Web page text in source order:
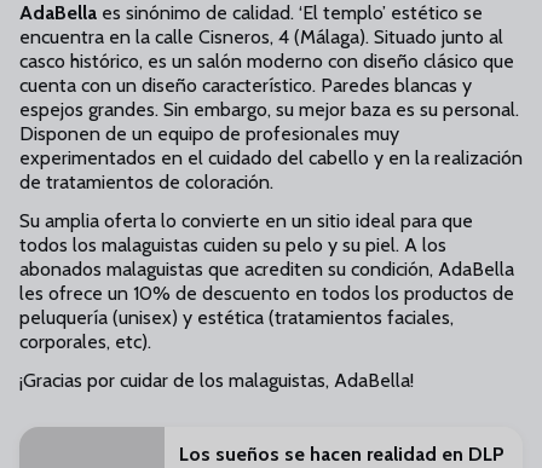
AdaBella es sinónimo de calidad. ‘El templo’ estético se
encuentra en la calle Cisneros, 4 (Málaga). Situado junto al
casco histórico, es un salón moderno con diseño clásico que
cuenta con un diseño característico. Paredes blancas y
espejos grandes. Sin embargo, su mejor baza es su personal.
Disponen de un equipo de profesionales muy
experimentados en el cuidado del cabello y en la realización
de tratamientos de coloración.
Su amplia oferta lo convierte en un sitio ideal para que
todos los malaguistas cuiden su pelo y su piel. A los
abonados malaguistas que acrediten su condición, AdaBella
les ofrece un 10% de descuento en todos los productos de
peluquería (unisex) y estética (tratamientos faciales,
corporales, etc).
¡Gracias por cuidar de los malaguistas, AdaBella!
Los sueños se hacen realidad en DLP